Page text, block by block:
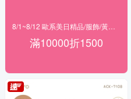
滿10000折1500